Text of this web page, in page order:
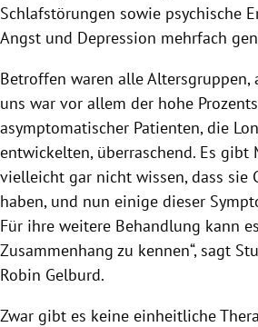
Schlafstörungen sowie psychische
Angst und Depression mehrfach
Betroffen waren alle Altersgruppen,
uns war vor allem der hohe
asymptomatischer Patienten, die
entwickelten, überraschend. Es gibt
vielleicht gar nicht wissen, dass sie
haben, und nun einige dieser
Für ihre weitere Behandlung kann
Zusammenhang zu kennen“, sagt
Robin Gelburd.
Zwar gibt es keine einheitliche